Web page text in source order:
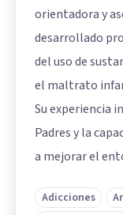
orientadora y
desarrollado
del uso de
el maltrato
Su experiencia
Padres y la
a mejorar el
Adicciones